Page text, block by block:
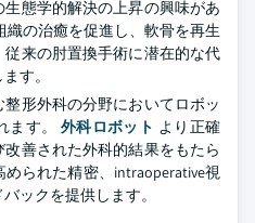
態学的解決の上昇の興味があ
織の治癒を促進し、軟骨を再生
従来の肘置換手術に潜在的な代
す。
形外科の分野においてロボッ
ます。 外科ロボット より正確
善された外科的結果をもたら
られた精密、intraoperative視
ックを提供します。